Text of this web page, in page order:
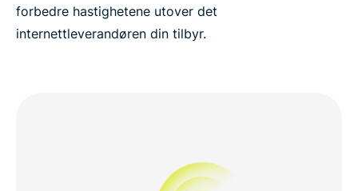
forbedre hastighetene utover det
internettleverandøren din tilbyr.